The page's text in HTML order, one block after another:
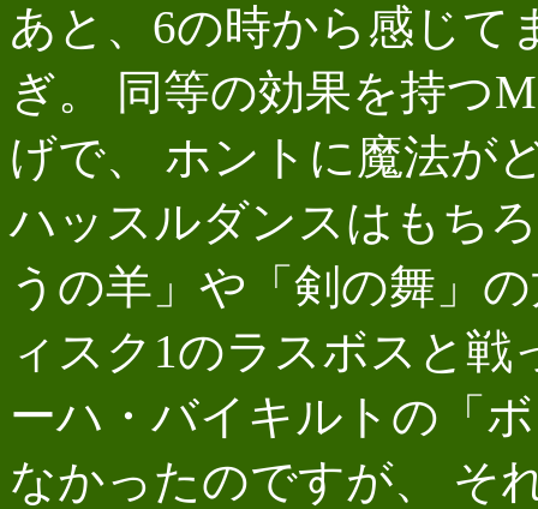
あと、6の時から感じて
ぎ。 同等の効果を持つ
げで、 ホントに魔法が
ハッスルダンスはもち
うの羊」や「剣の舞」
ィスク1のラスボスと
ーハ・バイキルトの「
なかったのですが、 そ